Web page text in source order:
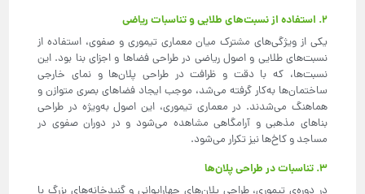
۲. استفاده از نسبت‌های طلایی و تناسبات ریاضی
یکی از ویژگی‌های مشترک میان معماری تیموری و صفوی، استفاده از
نسبت‌های طلایی و اصول ریاضی در طراحی فضاها و اجزای بنا بود. این
نسبت‌ها، که با دقت و ظرافت در طراحی پلان‌ها و نمای خارجی
ساختمان‌ها به‌کار گرفته می‌شد، موجب ایجاد فضاهای بصری متوازن و
هماهنگ می‌شدند. در معماری تیموری، این اصول به‌ویژه در طراحی
بناهای مذهبی و آرامگاهی مشاهده می‌شود و در دوران صفوی در
مساجد و کاخ‌ها نیز تکرار می‌شود.
۳. تناسبات در طراحی پلان‌ها